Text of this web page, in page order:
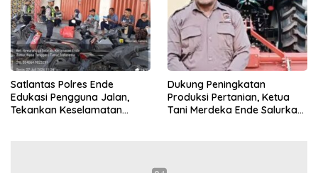
Satlantas Polres Ende
Edukasi Pengguna Jalan,
Tekankan Keselamatan
Dukung Peningkatan
Produksi Pertanian, Ketua
Tani Merdeka Ende Salurkan